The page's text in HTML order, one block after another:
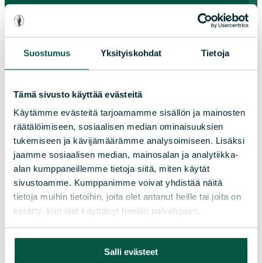
Suostumus Yksityiskohdat Tietoja
Tämä sivusto käyttää evästeitä
Käytämme evästeitä tarjoamamme sisällön ja mainosten
räätälöimiseen, sosiaalisen median ominaisuuksien
tukemiseen ja kävijämäärämme analysoimiseen. Lisäksi
jaamme sosiaalisen median, mainosalan ja analytiikka-
alan kumppaneillemme tietoja siitä, miten käytät
sivustoamme. Kumppanimme voivat yhdistää näitä
tietoja muihin tietoihin, joita olet antanut heille tai joita on
kerätty, kun olet käyttänyt heidän palvelujaan.
Salli evästeet
Paikallistoiminta
Osallistu tapahtumaan
Liity jäseneksi
Piirit ja yhdistykset
LIITY JÄSENEKSI
Suomen luonnonsuojeluliiton
piirit